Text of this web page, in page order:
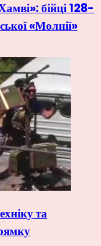
бійці 128-
«Молнії»
та